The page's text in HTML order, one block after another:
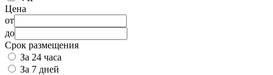
Цена
от
до
Срок размещения
За 24 часа
За 7 дней